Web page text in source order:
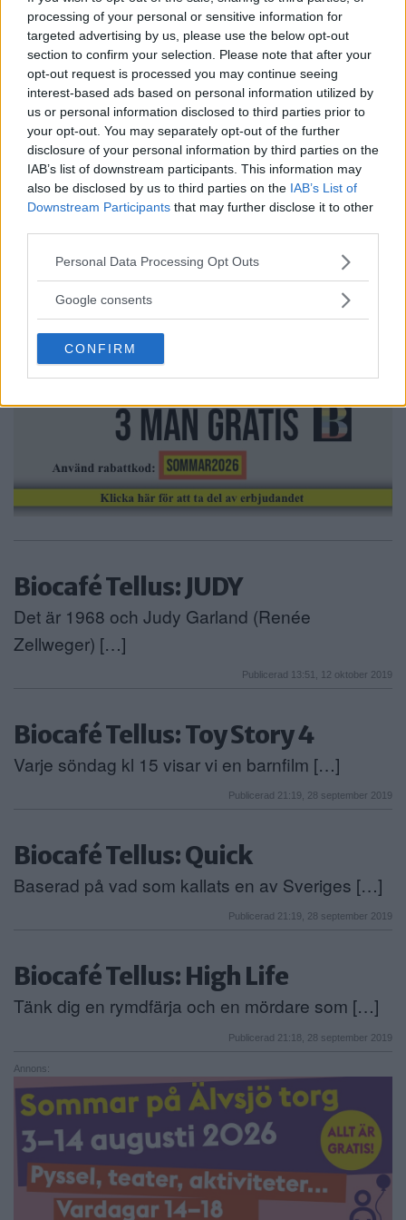
processing of your personal or sensitive information for
targeted advertising by us, please use the below opt-out
section to confirm your selection. Please note that after your
opt-out request is processed you may continue seeing
interest-based ads based on personal information utilized by
us or personal information disclosed to third parties prior to
your opt-out. You may separately opt-out of the further
disclosure of your personal information by third parties on the
IAB’s list of downstream participants. This information may
also be disclosed by us to third parties on the IAB’s List of
Downstream Participants that may further disclose it to other
Please note that this website/app uses one or more Google
not limited to your visit or usage behaviour. You may click to
use your data for below specified purposes in below Google
consent section.
Personal Data Processing Opt Outs
Google consents
CONFIRM
ASPUDDEN
Nu börjar det hända saker kring nya kulturhuset
[…]
Publicerad 10:43, 12 november 2019
Biocafé Tellus: Max och Maja på
det magiska museet
Från skaparna av Space Dogs kommer en ny
Biocafé Tellus: JUDY
Det är 1968 och Judy Garland (Renée
Zellweger) […]
Publicerad 13:51, 12 oktober 2019
Biocafé Tellus: Toy Story 4
Varje söndag kl 15 visar vi en barnfilm […]
Publicerad 21:19, 28 september 2019
Biocafé Tellus: Quick
Baserad på vad som kallats en av Sveriges […]
Publicerad 21:19, 28 september 2019
Biocafé Tellus: High Life
Tänk dig en rymdfärja och en mördare som […]
Publicerad 21:18, 28 september 2019
Annons: